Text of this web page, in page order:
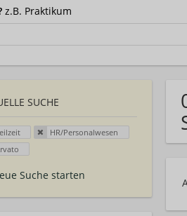
z.B. Praktikum
SUCHE
HR/Personalwesen
Suche starten